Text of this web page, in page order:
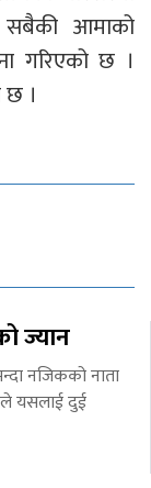
सबैकी आमाको
गरिएको छ ।
।
ज्यान
नजिकको नाता
यसलाई दुई